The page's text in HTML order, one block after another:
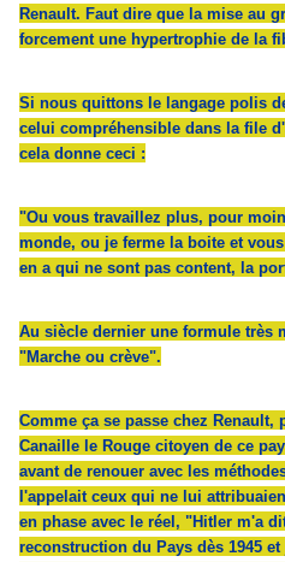
Renault. Faut dire que la mise au
forcement une hypertrophie de la
Si nous quittons le langage polis
celui compréhensible dans la file
cela donne ceci :
"Ou vous travaillez plus, pour
monde, ou je ferme la boite et
en a qui ne sont pas content, la
Au siècle dernier une formule très
"Marche ou crève".
Comme ça se passe chez Renault,
Canaille le Rouge citoyen de ce
avant de renouer avec les
l'appelait ceux qui ne lui
en phase avec le réel, "Hitler m'a
reconstruction du Pays dès 1945